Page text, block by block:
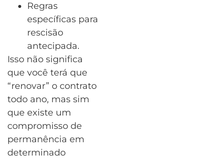
Regras
específicas para
rescisão
antecipada.
Isso não significa
que você terá que
“renovar” o contrato
todo ano, mas sim
que existe um
compromisso de
permanência em
determinado